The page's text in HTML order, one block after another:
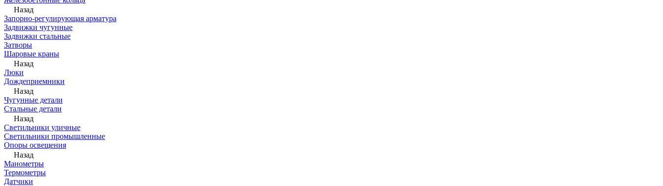
Назад
Запорно-регулирующая арматура
Задвижки чугунные
Задвижки стальные
Затворы
Шаровые краны
Назад
Люки
Дождеприемники
Назад
Чугунные детали
Стальные детали
Назад
Светильники уличные
Светильники промышленные
Опоры освещения
Назад
Манометры
Термометры
Датчики